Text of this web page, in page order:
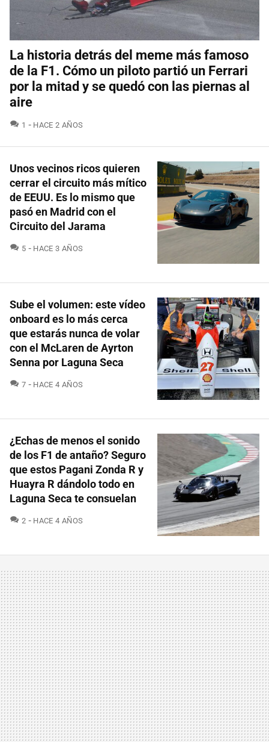
La historia detrás del meme más famoso
de la F1. Cómo un piloto partió un Ferrari
por la mitad y se quedó con las piernas al
aire
1 COMENTARIOS
HACE 2 AÑOS
Unos vecinos ricos quieren
cerrar el circuito más mítico
de EEUU. Es lo mismo que
pasó en Madrid con el
Circuito del Jarama
5 COMENTARIOS
HACE 3 AÑOS
Sube el volumen: este vídeo
onboard es lo más cerca
que estarás nunca de volar
con el McLaren de Ayrton
Senna por Laguna Seca
7 COMENTARIOS
HACE 4 AÑOS
¿Echas de menos el sonido
de los F1 de antaño? Seguro
que estos Pagani Zonda R y
Huayra R dándolo todo en
Laguna Seca te consuelan
2 COMENTARIOS
HACE 4 AÑOS